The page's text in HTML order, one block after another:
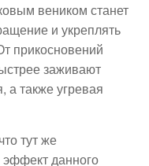
веником станет
и укреплять
прикосновений
заживают
также угревая
тут же
эффект данного